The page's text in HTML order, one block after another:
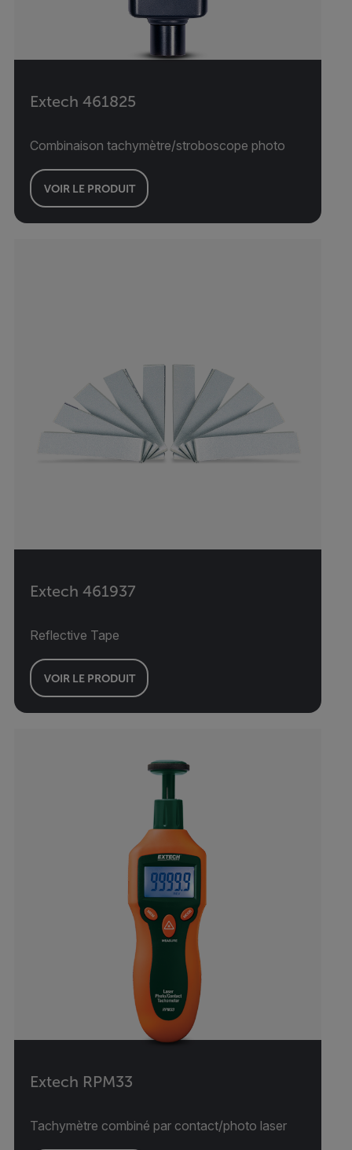
Extech 461825
Combinaison tachymètre/stroboscope photo
VOIR LE PRODUIT
Extech 461937
Reflective Tape
VOIR LE PRODUIT
Extech RPM33
Tachymètre combiné par contact/photo laser